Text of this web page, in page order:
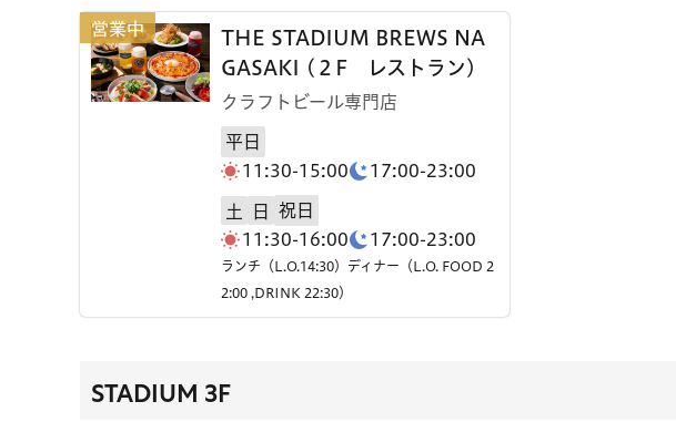
THE STADIUM BREWS NA
GASAKI (２F レストラン)
クラフトビール専門店
平日
11:30-15:00
17:00-23:00
土 日
祝日
11:30-16:00
17:00-23:00
ランチ（L.O.14:30）ディナー（L.O. FOOD 2
2:00 ,DRINK 22:30）
STADIUM 3F